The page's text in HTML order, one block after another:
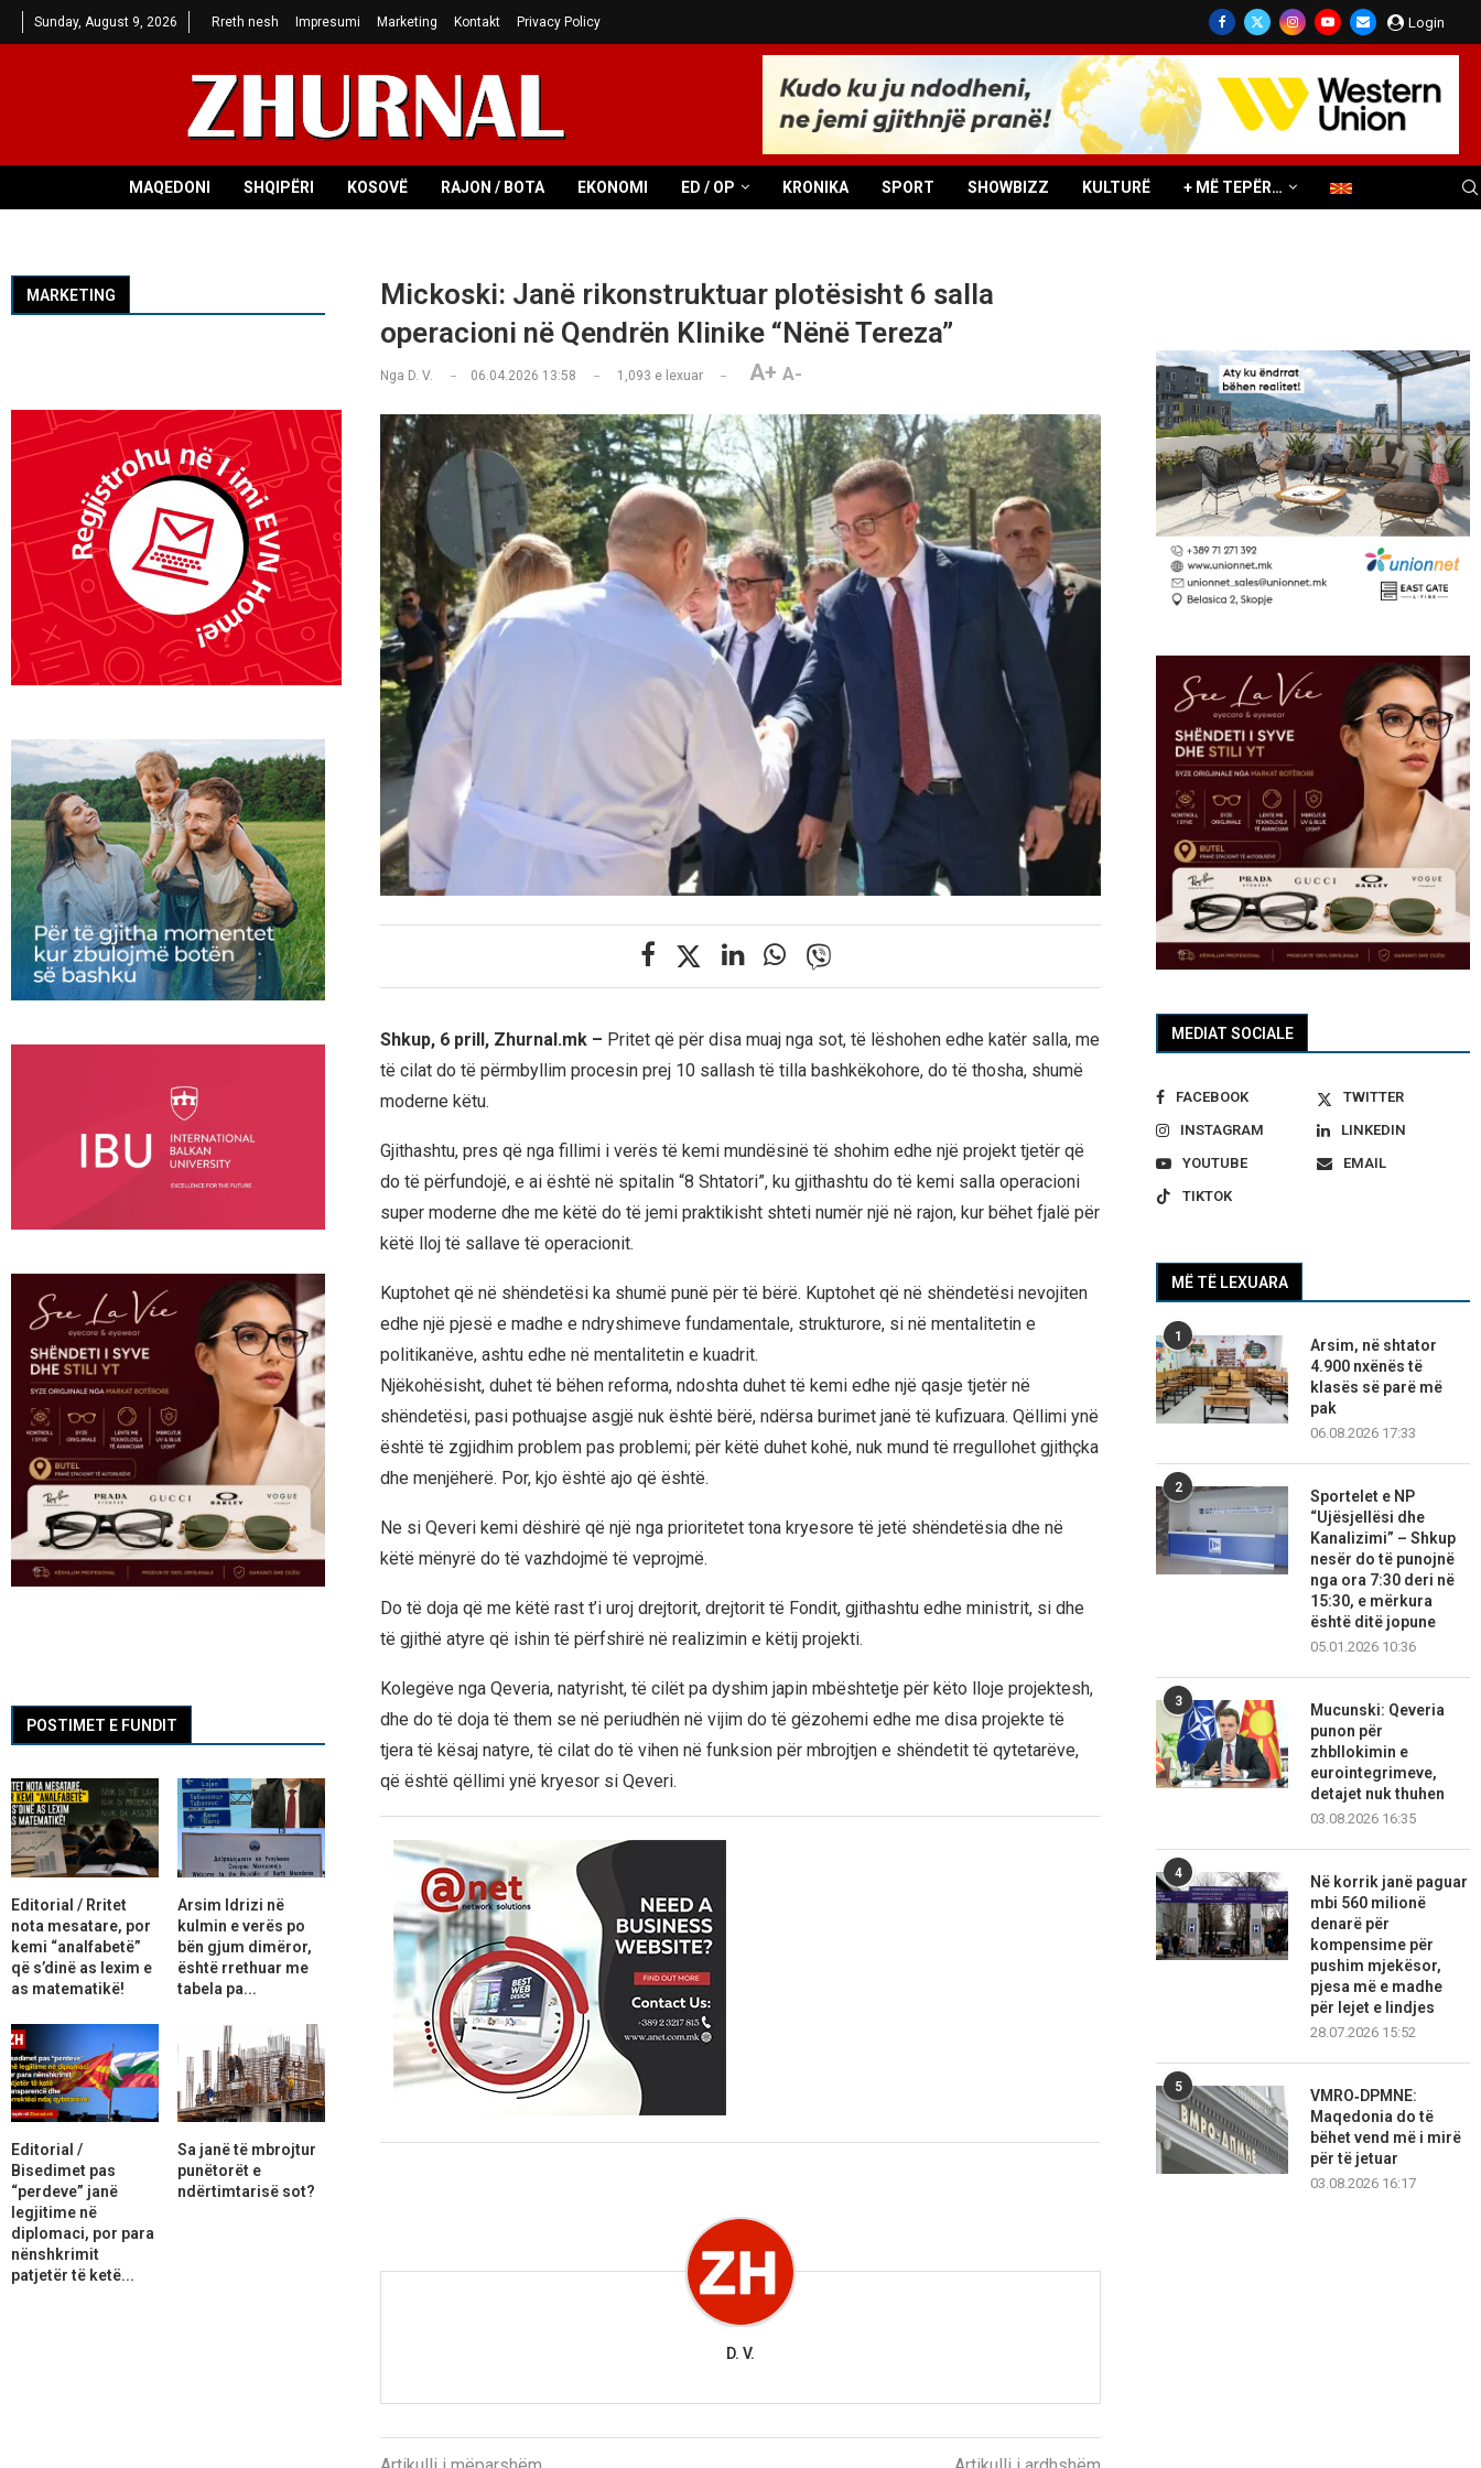
Sunday, August 9, 2026 Rreth nesh Impresumi Marketing Kontakt Privacy Policy Login
MAQEDONI SHQIPËRI KOSOVË RAJON / BOTA EKONOMI ED / OP KRONIKA SPORT SHOWBIZZ KULTURË + MË TEPËR…
Mickoski: Janë rikonstruktuar plotësisht 6 salla
operacioni në Qendrën Klinike “Nënë Tereza”
Nga D. V. 06.04.2026 13:58 1,093 e lexuar A+ A-
Shkup, 6 prill, Zhurnal.mk – Pritet që për disa muaj nga sot, të lëshohen edhe katër salla, me
të cilat do të përmbyllim procesin prej 10 sallash të tilla bashkëkohore, do të thosha, shumë
moderne këtu.
Gjithashtu, pres që nga fillimi i verës të kemi mundësinë të shohim edhe një projekt tjetër që
do të përfundojë, e ai është në spitalin “8 Shtatori”, ku gjithashtu do të kemi salla operacioni
super moderne dhe me këtë do të jemi praktikisht shteti numër një në rajon, kur bëhet fjalë për
këtë lloj të sallave të operacionit.
Kuptohet që në shëndetësi ka shumë punë për të bërë. Kuptohet që në shëndetësi nevojiten
edhe një pjesë e madhe e ndryshimeve fundamentale, strukturore, si në mentalitetin e
politikanëve, ashtu edhe në mentalitetin e kuadrit.
Njëkohësisht, duhet të bëhen reforma, ndoshta duhet të kemi edhe një qasje tjetër në
shëndetësi, pasi pothuajse asgjë nuk është bërë, ndërsa burimet janë të kufizuara. Qëllimi ynë
është të zgjidhim problem pas problemi; për këtë duhet kohë, nuk mund të rregullohet gjithçka
dhe menjëherë. Por, kjo është ajo që është.
Ne si Qeveri kemi dëshirë që një nga prioritetet tona kryesore të jetë shëndetësia dhe në
këtë mënyrë do të vazhdojmë të veprojmë.
Do të doja që me këtë rast t’i uroj drejtorit, drejtorit të Fondit, gjithashtu edhe ministrit, si dhe
të gjithë atyre që ishin të përfshirë në realizimin e këtij projekti.
Kolegëve nga Qeveria, natyrisht, të cilët pa dyshim japin mbështetje për këto lloje projektesh,
dhe do të doja të them se në periudhën në vijim do të gëzohemi edhe me disa projekte të
tjera të kësaj natyre, të cilat do të vihen në funksion për mbrojtjen e shëndetit të qytetarëve,
që është qëllimi ynë kryesor si Qeveri.
D. V.
MEDIAT SOCIALE
FACEBOOK
TWITTER
INSTAGRAM
LINKEDIN
YOUTUBE
EMAIL
TIKTOK
MË TË LEXUARA
1
Arsim, në shtator
4.900 nxënës të
klasës së parë më
pak
06.08.2026 17:33
2
Sportelet e NP
“Ujësjellësi dhe
Kanalizimi” – Shkup
nesër do të punojnë
nga ora 7:30 deri në
15:30, e mërkura
është ditë jopune
05.01.2026 10:36
3
Mucunski: Qeveria
punon për
zhbllokimin e
eurointegrimeve,
detajet nuk thuhen
03.08.2026 16:35
4
Në korrik janë paguar
mbi 560 milionë
denarë për
kompensime për
pushim mjekësor,
pjesa më e madhe
për lejet e lindjes
28.07.2026 15:52
5
VMRO‑DPMNE:
Maqedonia do të
bëhet vend më i mirë
për të jetuar
03.08.2026 16:17
MARKETING
POSTIMET E FUNDIT
Editorial / Rritet
nota mesatare, por
kemi “analfabetë”
që s’dinë as lexim e
as matematikë!
Arsim Idrizi në
kulmin e verës po
bën gjum dimëror,
është rrethuar me
tabela pa...
Editorial /
Bisedimet pas
“perdeve” janë
legjitime në
diplomaci, por para
nënshkrimit
patjetër të ketë...
Sa janë të mbrojtur
punëtorët e
ndërtimtarisë sot?